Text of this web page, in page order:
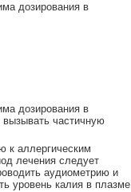
дозирования в
дозирования в
частичную
к аллергическим
лечения следует
аудиометрию и
уровень калия в плазме